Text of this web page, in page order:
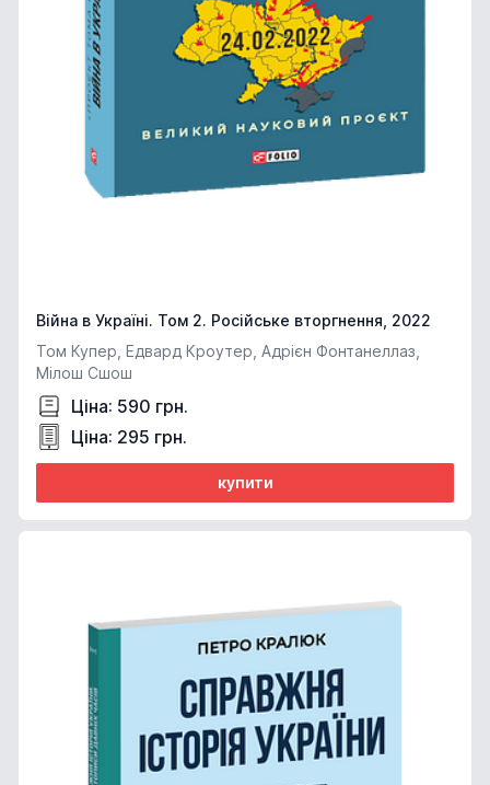
Війна в Україні. Том 2. Російське вторгнення, 2022
Том Купер, Едвард Кроутер, Адрієн Фонтанеллаз,
Мілош Сшош
Ціна: 590 грн.
Ціна: 295 грн.
купити